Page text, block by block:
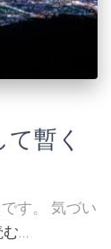
暫く
す。 気づい
む…